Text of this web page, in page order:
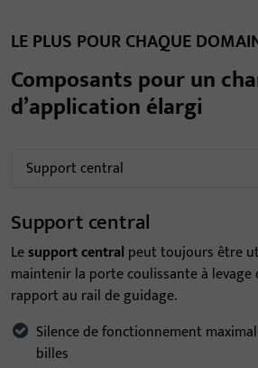
LE PLUS POUR CHAQUE
Composants pour un
d’application élargi
Support central
Lesupport central peut toujours être
maintenir la porte coulissante à
rapport au rail de guidage.
Silence de fonctionnement
billes